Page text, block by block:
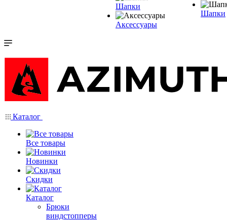
Шапки
Аксессуары
Шапки
Каталог
Все товары
Новинки
Скидки
Каталог
Брюки
виндстопперы